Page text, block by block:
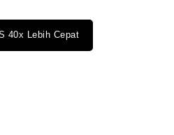
40x Lebih Cepat